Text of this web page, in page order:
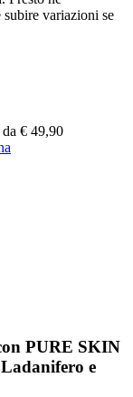
variazioni se
€ 49,90
PURE SKIN
e